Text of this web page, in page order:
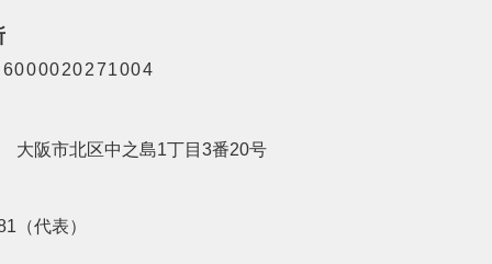
6000020271004
大阪市北区中之島1丁目3番20号
（代表）